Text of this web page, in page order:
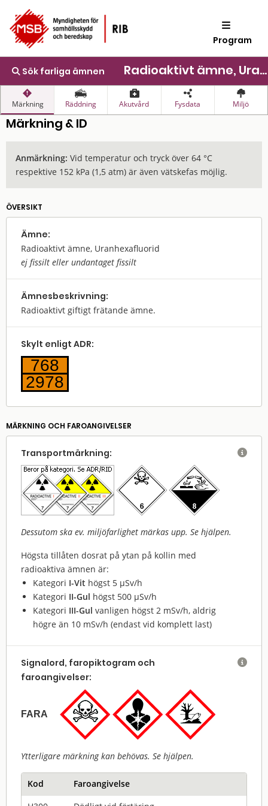
Program
Sök farliga ämnen Radioaktivt ämne, Uranhexafluorid
Märkning Räddning Akutvård Fysdata Miljö
Märkning & ID
Anmärkning: Vid temperatur och tryck över 64 °C
respektive 152 kPa (1,5 atm) är även vätskefas möjlig.
ÖVERSIKT
Ämne:
Radioaktivt ämne, Uranhexafluorid
ej fissilt eller undantaget fissilt
Ämnes­beskrivning:
Radioaktivt giftigt frätande ämne.
Skylt enligt ADR:
768
2978
MÄRKNING OCH FAROANGIVELSER
Transport­märkning:
Dessutom ska ev. miljöfarlighet märkas upp. Se hjälpen.
Högsta tillåten dosrat på ytan på kollin med
radioaktiva ämnen är:
Kategori I-Vit högst 5 µSv/h
Kategori II-Gul högst 500 µSv/h
Kategori III-Gul vanligen högst 2 mSv/h, aldrig
högre än 10 mSv/h (endast vid komplett last)

Signalord, faropiktogram och
faroangivelser:
FARA
Ytterligare märkning kan behövas. Se hjälpen.

Kod
Faroangivelse